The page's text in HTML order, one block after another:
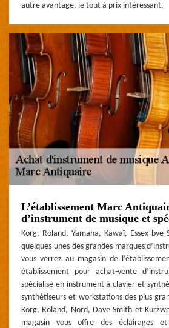
autre avantage, le tout à prix intéressant.
L’établissement Marc
d’instrument de musique et
Korg, Roland, Yamaha, Kawaï, Essex bye
quelques-unes des grandes marques
vous verrez au magasin de
établissement pour achat-vente
spécialisé en instrument à clavier et
synthétiseurs et workstations des plus
Korg, Roland, Nord, Dave Smith et
magasin vous offre des éclairages et